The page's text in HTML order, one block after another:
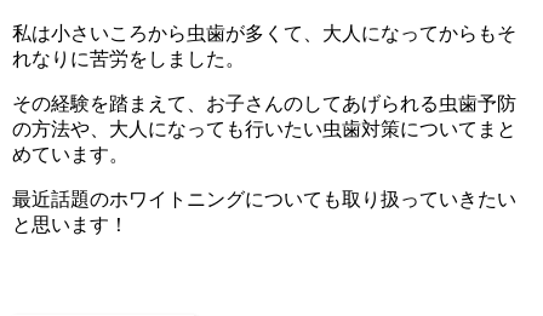
私は小さいころから虫歯が多くて、大人になってからもそ
れなりに苦労をしました。
その経験を踏まえて、お子さんのしてあげられる虫歯予防
の方法や、大人になっても行いたい虫歯対策についてまと
めています。
最近話題のホワイトニングについても取り扱っていきたい
と思います！